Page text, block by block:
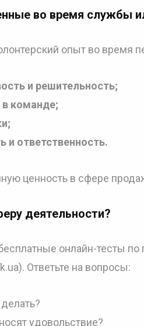
во время службы
опыт во время
и решительность;
в команде;
и ответственность.
ценность в сфере
деятельности?
онлайн-тесты
Ответьте на вопросы:
удовольствие?